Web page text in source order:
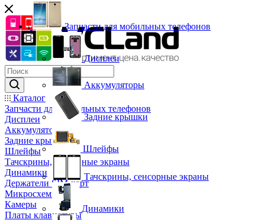
Каталог
Запчасти для мобильных телефонов
Дисплеи
Аккумуляторы
Задние крышки
Шлейфы
Тачскрины, сенсорные экраны
Динамики
Держатели SIM-карт
Микросхемы
Камеры
Платы клавиатуры
Запчасти для мобильных телефонов
Дисплеи
Аккумуляторы
Задние крышки
Шлейфы
Тачскрины, сенсорные экраны
Динамики